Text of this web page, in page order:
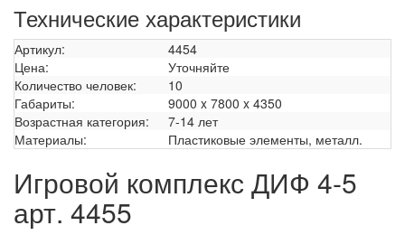
Технические характеристики
Артикул:
4454
Цена:
Уточняйте
Количество человек:
10
Габариты:
9000 x 7800 x 4350
Возрастная категория:
7-14 лет
Материалы:
Пластиковые элементы, металл.
Игровой комплекс ДИФ 4-5
арт. 4455